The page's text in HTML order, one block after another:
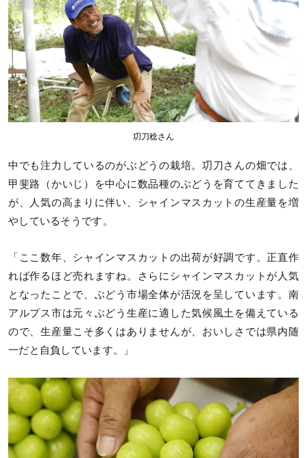
㓛刀稔さん
中でも注力しているのがぶどうの栽培。㓛刀さんの畑では、
甲斐路（かいじ）を中心に数品種のぶどうを育ててきました
が、人気の高まりに伴い、シャインマスカットの生産量を増
やしているそうです。
「ここ数年、シャインマスカットの出荷が好調です。正直作
れば作るほど売れますね。さらにシャインマスカットが人気
となったことで、ぶどう市場全体が活況を呈しています。南
アルプス市は元々ぶどう生産に適した気候風土を備えている
ので、生産量こそ多くはありませんが、おいしさでは県内随
一だと自負しています。」